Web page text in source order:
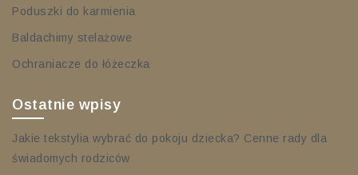
Poduszki do karmienia
Baldachimy stelażowe
Ochraniacze do łóżeczka
Ostatnie wpisy
Jakie tekstylia wybrać do pokoju dziecka? Cenne rady dla
świadomych rodziców